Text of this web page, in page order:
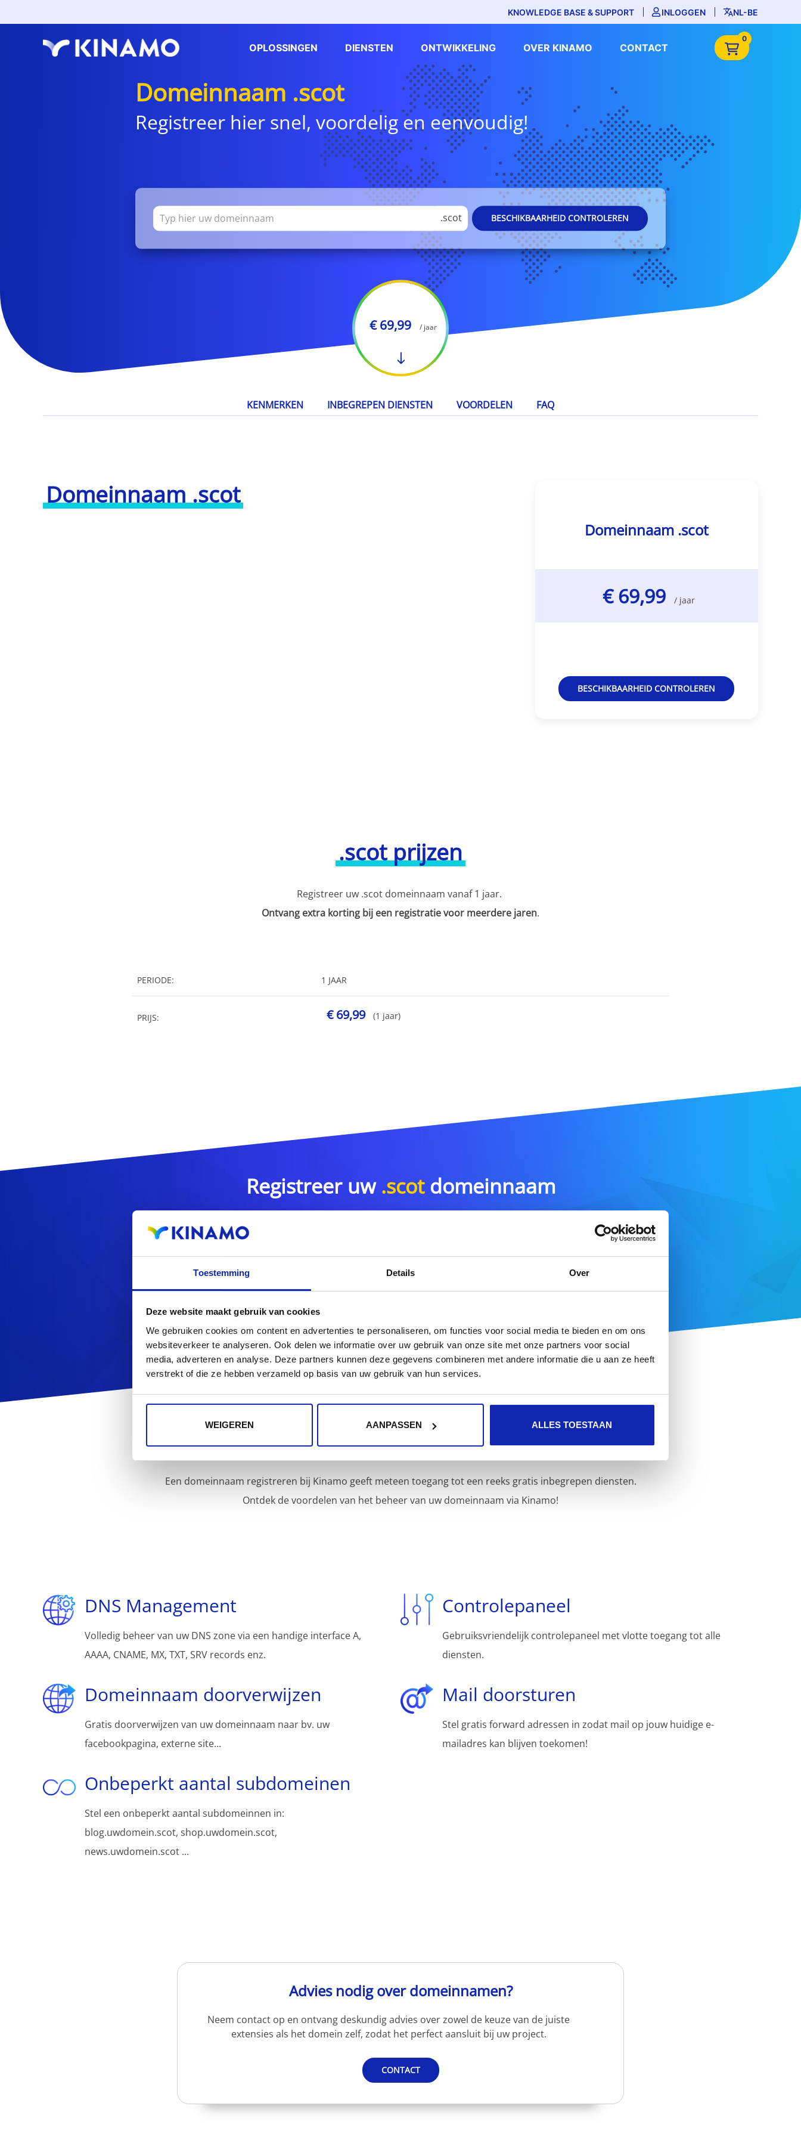
Toestemming Details Over
Deze website maakt gebruik van cookies
We gebruiken cookies om content en advertenties te personaliseren, om functies voor social media te bieden en om ons
websiteverkeer te analyseren. Ook delen we informatie over uw gebruik van onze site met onze partners voor social
media, adverteren en analyse. Deze partners kunnen deze gegevens combineren met andere informatie die u aan ze heeft
verstrekt of die ze hebben verzameld op basis van uw gebruik van hun services.
WEIGEREN AANPASSEN ALLES TOESTAAN
KNOWLEDGE BASE & SUPPORT INLOGGEN NL-BE
OPLOSSINGEN DIENSTEN ONTWIKKELING OVER KINAMO CONTACT
0
Domeinnaam .scot
Registreer hier snel, voordelig en eenvoudig!
.scot BESCHIKBAARHEID CONTROLEREN
€ 69,99 / jaar
KENMERKEN INBEGREPEN DIENSTEN VOORDELEN FAQ
Domeinnaam .scot
Domeinnaam .scot
€ 69,99 / jaar
BESCHIKBAARHEID CONTROLEREN
.scot prijzen
Registreer uw .scot domeinnaam vanaf 1 jaar.
Ontvang extra korting bij een registratie voor meerdere jaren.
PERIODE: 1 JAAR
PRIJS: € 69,99 (1 jaar)
Registreer uw.scotdomeinnaam
Op zoek naar meer domeinnaamextensies? Ontdek hier ons volledige aanbod
Inbegrepen diensten
Een domeinnaam registreren bij Kinamo geeft meteen toegang tot een reeks gratis inbegrepen diensten.
Ontdek de voordelen van het beheer van uw domeinnaam via Kinamo!
DNS Management
Volledig beheer van uw DNS zone via een handige interface A,
AAAA, CNAME, MX, TXT, SRV records enz.
Controlepaneel
Gebruiksvriendelijk controlepaneel met vlotte toegang tot alle
diensten.
Domeinnaam doorverwijzen
Gratis doorverwijzen van uw domeinnaam naar bv. uw
facebookpagina, externe site...
Mail doorsturen
Stel gratis forward adressen in zodat mail op jouw huidige e-
mailadres kan blijven toekomen!
Onbeperkt aantal subdomeinen
Stel een onbeperkt aantal subdomeinnen in:
blog.uwdomein.scot, shop.uwdomein.scot,
news.uwdomein.scot ...
Advies nodig over domeinnamen?
Neem contact op en ontvang deskundig advies over zowel de keuze van de juiste
extensies als het domein zelf, zodat het perfect aansluit bij uw project.
CONTACT